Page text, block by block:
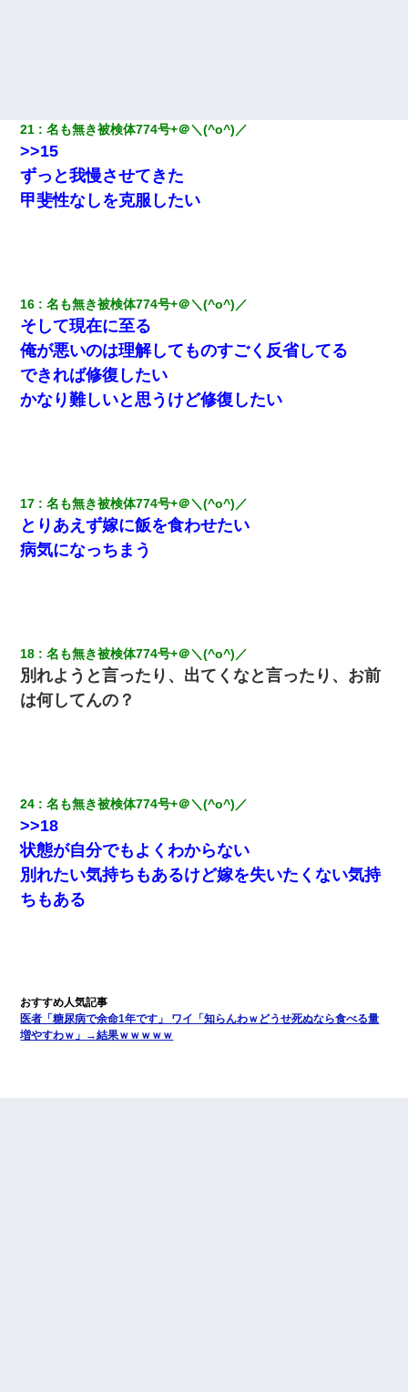
21 名も無き被検体774号+＠＼(^o^)／
>>15
ずっと我慢させてきた
甲斐性なしを克服したい
16 名も無き被検体774号+＠＼(^o^)／
そして現在に至る
俺が悪いのは理解してものすごく反省してる
できれば修復したい
かなり難しいと思うけど修復したい
17 名も無き被検体774号+＠＼(^o^)／
とりあえず嫁に飯を食わせたい
病気になっちまう
18 名も無き被検体774号+＠＼(^o^)／
別れようと言ったり、出てくなと言ったり、お前
は何してんの？
24 名も無き被検体774号+＠＼(^o^)／
>>18
状態が自分でもよくわからない
別れたい気持ちもあるけど嫁を失いたくない気持
ちもある
医者「糖尿病で余命1年です」 ワイ「知らんわｗどうせ死ぬなら食べる量
増やすわｗ」→結果ｗｗｗｗｗ